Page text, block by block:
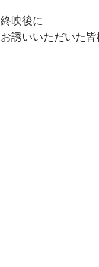
終映後に
お誘いいただいた